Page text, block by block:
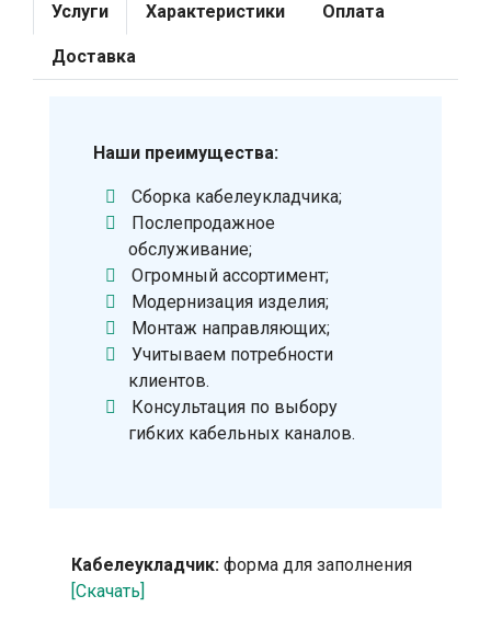
Услуги Характеристики Оплата
Доставка
Наши преимущества:
Сборка кабелеукладчика;
Послепродажное
обслуживание;
Огромный ассортимент;
Модернизация изделия;
Монтаж направляющих;
Учитываем потребности
клиентов.
Консультация по выбору
гибких кабельных каналов.
Кабелеукладчик: форма для заполнения
[Скачать]